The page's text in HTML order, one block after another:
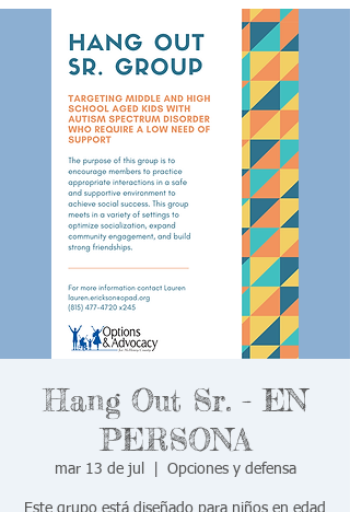
Hang Out Sr. - EN
PERSONA
mar 13 de jul Opciones y defensa
Este grupo está diseñado para niños en edad